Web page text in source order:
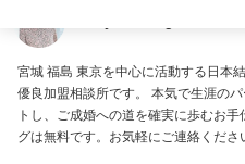
宮城 福島 東京を中心に活動する日本
優良加盟相談所です。 本気で生涯の
トし、ご成婚への道を確実に歩むお
グは無料です。お気軽にご連絡くださ